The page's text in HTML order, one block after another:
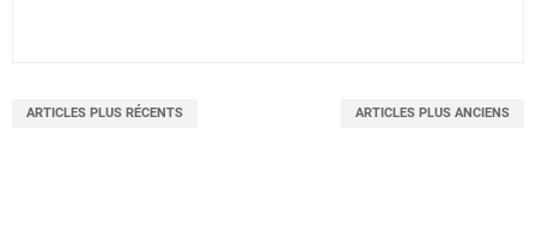
ARTICLES PLUS RÉCENTS ARTICLES PLUS ANCIENS